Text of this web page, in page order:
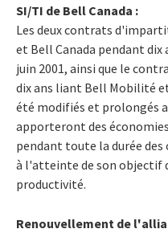
SI/TI de Bell Canada :
Les deux contrats
et Bell Canada pendant dix
juin 2001, ainsi que le
dix ans liant Bell Mobilité
été modifiés et prolongés
apporteront des
pendant toute la durée
à l'atteinte de son objectif
productivité.
Renouvellement de